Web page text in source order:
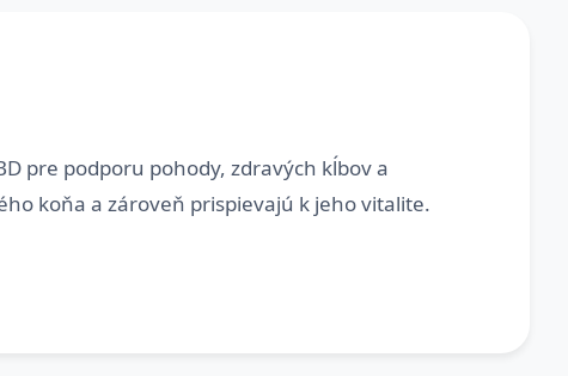
pre podporu pohody, zdravých kĺbov a